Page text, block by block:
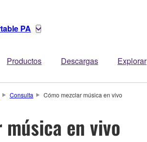
PA
Productos Descargas Explorar
Consulta Cómo mezclar música en vivo
música en vivo